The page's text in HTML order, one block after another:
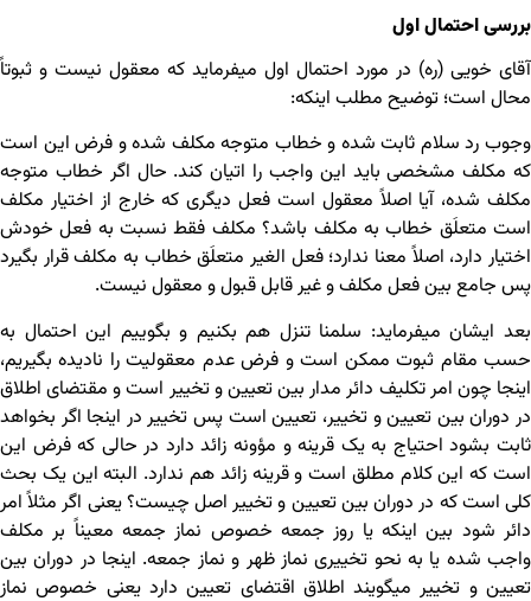
بررسی احتمال اول
آقای خویی (ره) در مورد احتمال اول می‏فرماید که معقول نیست و ثبوتاً
محال است؛ توضیح مطلب اینکه:
وجوب رد سلام ثابت شده و خطاب متوجه مکلف شده و فرض این است
که مکلف مشخصی باید این واجب را اتیان کند. حال اگر خطاب متوجه
مکلف شده، آیا اصلاً معقول است فعل دیگری که خارج از اختیار مکلف
است متعلَق خطاب به مکلف باشد؟ مکلف فقط نسبت به فعل خودش
اختیار دارد، اصلاً معنا ندارد؛ فعل الغیر متعلَق خطاب به مکلف قرار بگیرد
پس جامع بین فعل مکلف و غیر قابل قبول و معقول نیست.
بعد ایشان می‏فرماید: سلمنا تنزل هم بکنیم و بگوییم این احتمال به
حسب مقام ثبوت ممکن است و فرض عدم معقولیت را نادیده بگیریم،
اینجا چون امر تکلیف دائر مدار بین تعیین و تخییر است و مقتضای اطلاق
در دوران بین تعیین و تخییر، تعیین است پس تخییر در اینجا اگر بخواهد
ثابت بشود احتیاج به یک قرینه و مؤونه زائد دارد در حالی که فرض این
است که این کلام مطلق است و قرینه زائد هم ندارد. البته این یک بحث
کلی است که در دوران بین تعیین و تخییر اصل چیست؟ یعنی اگر مثلاً امر
دائر شود بین اینکه یا روز جمعه خصوص نماز جمعه معیناً بر مکلف
واجب شده یا به نحو تخییری نماز ظهر و نماز جمعه. اینجا در دوران بین
تعیین و تخییر می‏گویند اطلاق اقتضای تعیین دارد یعنی خصوص نماز